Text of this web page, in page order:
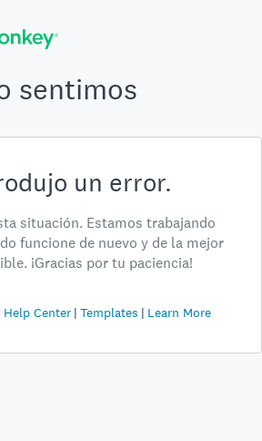
sentimos
un error.
situación. Estamos trabajando
funcione de nuevo y de la mejor
¡Gracias por tu paciencia!
Help Center Templates Learn More